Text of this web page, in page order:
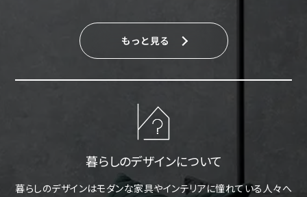
もっと見る
暮らしのデザインについて
暮らしのデザインはモダンな家具やインテリアに憧れている人々へ